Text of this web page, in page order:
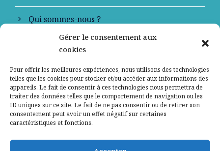
Gérer le consentement aux
cookies
Pour offrir les meilleures expériences, nous utilisons des technologies
telles que les cookies pour stocker et/ou accéder aux informations des
appareils. Le fait de consentir à ces technologies nous permettra de
traiter des données telles que le comportement de navigation ou les
ID uniques sur ce site. Le fait de ne pas consentir ou de retirer son
consentement peut avoir un effet négatif sur certaines
caractéristiques et fonctions.
Qui sommes-nous ?
Contactez-nous
Mentions légales
Politique de confidentialité